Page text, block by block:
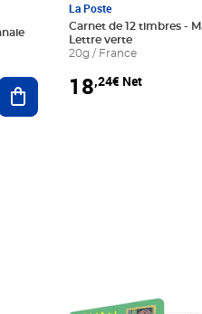
Ajouter au panier
La Poste
Carnet de 12 timbres -
Lettre verte
20g / France
18,24€ Net